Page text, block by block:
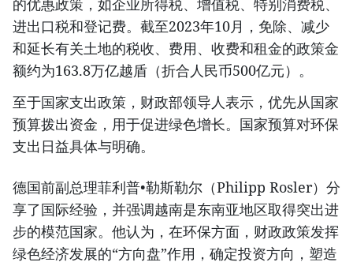
的优惠政策，如企业所得税、增值税、特别消费税、
进出口税和登记费。截至2023年10月，免除、减少
和延长有关土地的税收、费用、收费和租金的政策金
额约为163.8万亿越盾（折合人民币500亿元）。
至于国家支出政策，财政部领导人表示，优先从国家
预算拨出资金，用于促进绿色增长。国家预算对环保
支出日益具体与明确。
德国前副总理菲利普•勒斯勒尔（Philipp Rosler）分
享了国际经验，并强调越南是东南亚地区取得突出进
步的模范国家。他认为，在环保方面，财政政策发挥
绿色经济发展的“方向盘”作用，确定投资方向，塑造